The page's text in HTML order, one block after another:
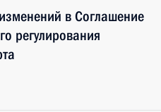
в Соглашение
регулирования